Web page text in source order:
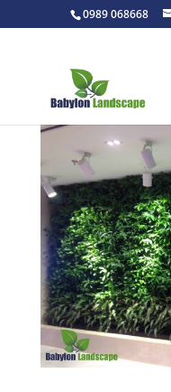
0989 068668